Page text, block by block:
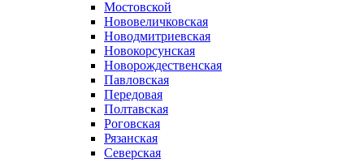
Мостовской
Нововеличковская
Новодмитриевская
Новокорсунская
Новорождественская
Павловская
Передовая
Полтавская
Роговская
Рязанская
Северская